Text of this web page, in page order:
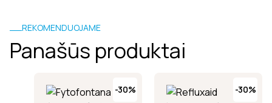
REKOMENDUOJAME
Panašūs produktai
-30% -30%